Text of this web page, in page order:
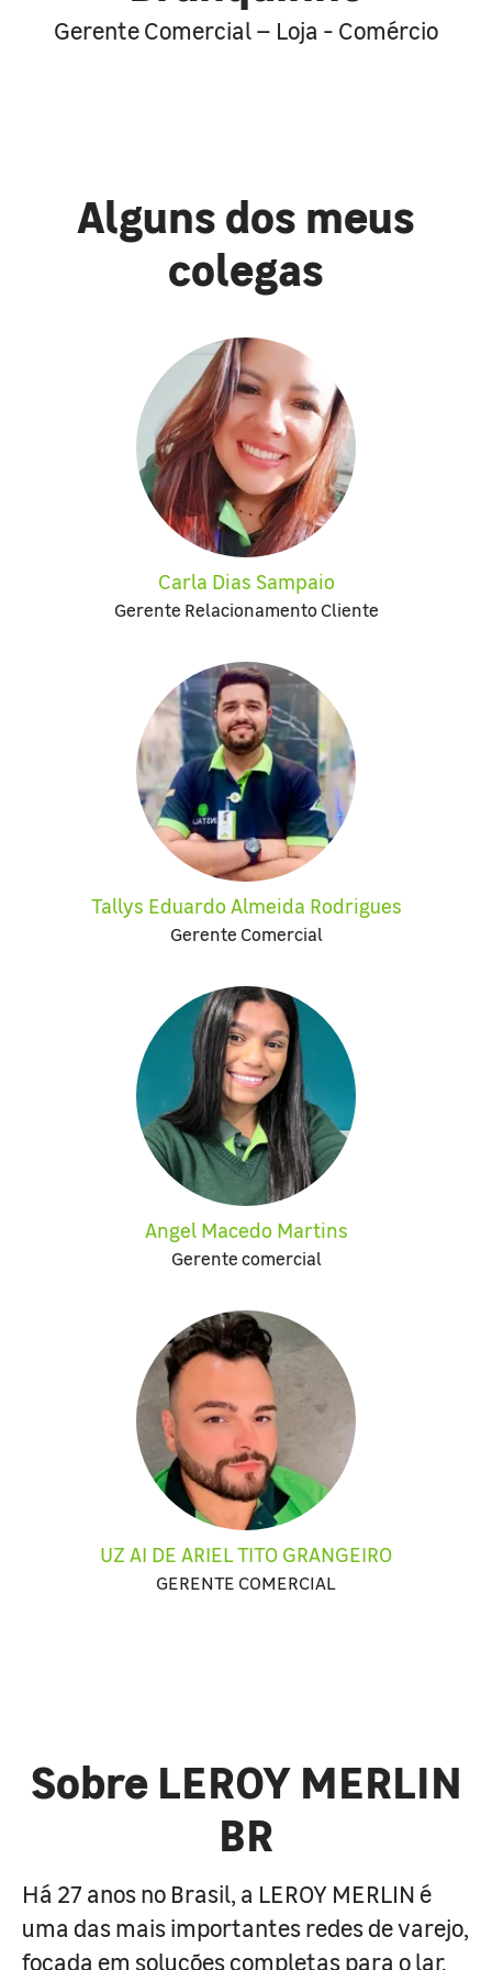
Gerente Comercial – Loja - Comércio
Alguns dos meus
colegas
Carla Dias Sampaio
Gerente Relacionamento Cliente
Tallys Eduardo Almeida Rodrigues
Gerente Comercial
Angel Macedo Martins
Gerente comercial
UZ AI DE ARIEL TITO GRANGEIRO
GERENTE COMERCIAL
Sobre LEROY MERLIN
BR
Há 27 anos no Brasil, a LEROY MERLIN é
uma das mais importantes redes de varejo,
focada em soluções completas para o lar.